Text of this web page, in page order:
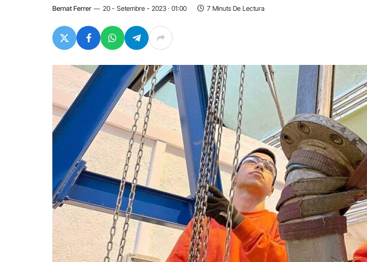
Bernat Ferrer 20 - Setembre - 2023 · 01:00 7 Minuts De Lectura